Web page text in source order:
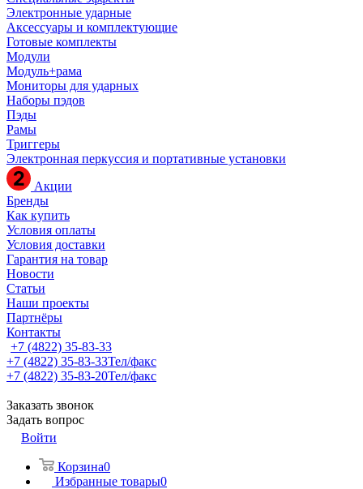
Электронные ударные
Аксессуары и комплектующие
Готовые комплекты
Модули
Модуль+рама
Мониторы для ударных
Наборы пэдов
Пэды
Рамы
Триггеры
Электронная перкуссия и портативные установки
Акции
Бренды
Как купить
Условия оплаты
Условия доставки
Гарантия на товар
Новости
Статьи
Наши проекты
Партнёры
Контакты
+7 (4822) 35-83-33
+7 (4822) 35-83-33Тел/факс
+7 (4822) 35-83-20Тел/факс
Заказать звонок
Задать вопрос
Войти
Корзина0
Избранные товары0